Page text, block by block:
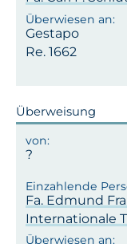
Gestapo
Re. 1662
Überweisung
Fa. Edmund
Internationale